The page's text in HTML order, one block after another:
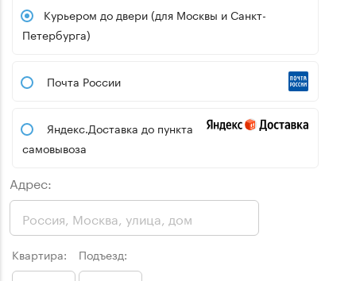
Курьером до двери (для Москвы и Санкт-
Петербурга)
Почта России
Яндекс.Доставка до пункта
самовывоза
Адрес:
Квартира: Подъезд: